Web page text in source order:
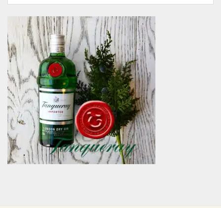
chính
1L
Tặng
ngay
1
thùng
bia
Diyuangwan
1583
lon
1L)
|
Giá
chỉ
1.380.000đ
Nga
gì?
Lịch
sử
hình
thành
và
đặc
trưng
nổi
bật